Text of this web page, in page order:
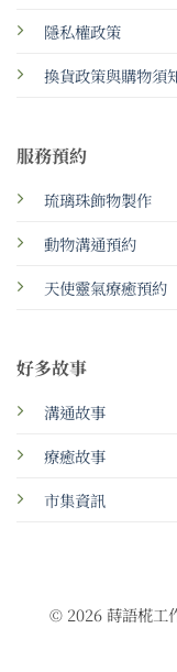
隱私權政策
換貨政策與購物須
服務預約
琉璃珠飾物製作
動物溝通預約
天使靈氣療癒預約
好多故事
溝通故事
療癒故事
市集資訊
© 2026 蒔語椛工